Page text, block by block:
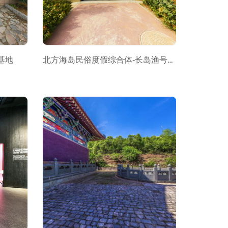
地 北方海岛民俗度假综合体-长岛渔号小镇